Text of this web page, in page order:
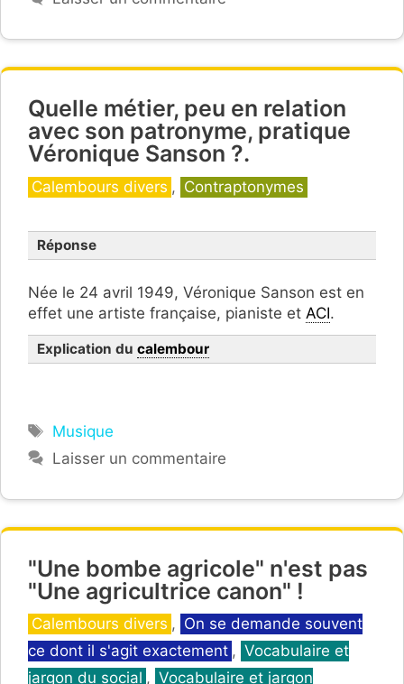
Quelle métier, peu en relation
avec son patronyme, pratique
Véronique Sanson ?.
Catégories
Calembours divers , Contraptonymes
Réponse
Née le 24 avril 1949, Véronique Sanson est en
effet une artiste française, pianiste et ACI.
Explication du calembour
Étiquettes
Musique
Laisser un commentaire
"Une bombe agricole" n'est pas
"Une agricultrice canon" !
Catégories
Calembours divers , On se demande souvent
ce dont il s'agit exactement , Vocabulaire et
jargon du social , Vocabulaire et jargon